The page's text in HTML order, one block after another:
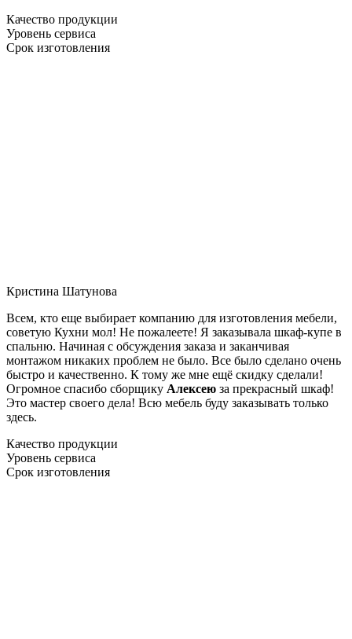
Качество продукции
Уровень сервиса
Срок изготовления
Кристина Шатунова
Всем, кто еще выбирает компанию для изготовления мебели,
советую Кухни мол! Не пожалеете! Я заказывала шкаф-купе в
спальню. Начиная с обсуждения заказа и заканчивая
монтажом никаких проблем не было. Все было сделано очень
быстро и качественно. К тому же мне ещё скидку сделали!
Огромное спасибо сборщику Алексею за прекрасный шкаф!
Это мастер своего дела! Всю мебель буду заказывать только
здесь.
Качество продукции
Уровень сервиса
Срок изготовления